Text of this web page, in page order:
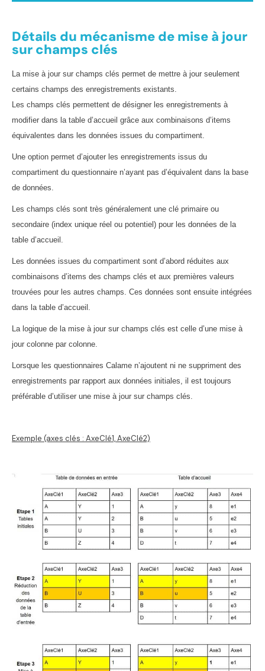
Détails du mécanisme de mise à jour
sur champs clés
La mise à jour sur champs clés permet de mettre à jour seulement
certains champs des enregistrements existants.
Les champs clés permettent de désigner les enregistrements à
modifier dans la table d’accueil grâce aux combinaisons d’items
équivalentes dans les données issues du compartiment.
Une option permet d’ajouter les enregistrements issus du
compartiment du questionnaire n’ayant pas d’équivalent dans la base
de données.
Les champs clés sont très généralement une clé primaire ou
secondaire (index unique réel ou potentiel) pour les données de la
table d’accueil.
Les données issues du compartiment sont d’abord réduites aux
combinaisons d’items des champs clés et aux premières valeurs
trouvées pour les autres champs. Ces données sont ensuite intégrées
dans la table d’accueil.
La logique de la mise à jour sur champs clés est celle d’une mise à
jour colonne par colonne.
Lorsque les questionnaires Calame n’ajoutent ni ne suppriment des
enregistrements par rapport aux données initiales, il est toujours
préférable d’utiliser une mise à jour sur champs clés.
Exemple (axes clés : AxeClé1, AxeClé2)